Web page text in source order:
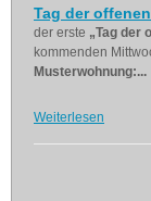
Tag der
der erste „Tag der
kommenden
Musterwohnung:...
Weiterlesen